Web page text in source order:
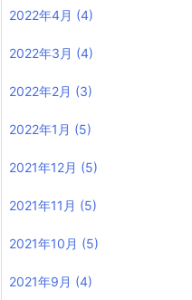
2022年4月 (4)
2022年3月 (4)
2022年2月 (3)
2022年1月 (5)
2021年12月 (5)
2021年11月 (5)
2021年10月 (5)
2021年9月 (4)